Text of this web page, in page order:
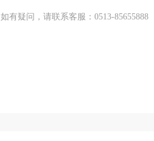
如有疑问，请联系客服：0513-85655888